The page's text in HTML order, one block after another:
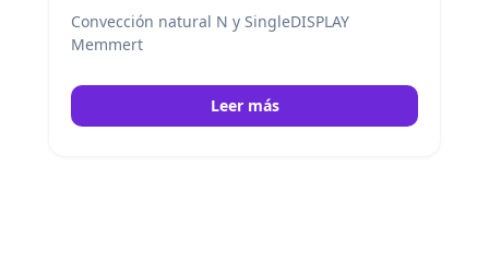
Convección natural N y SingleDISPLAY
Memmert
Leer más